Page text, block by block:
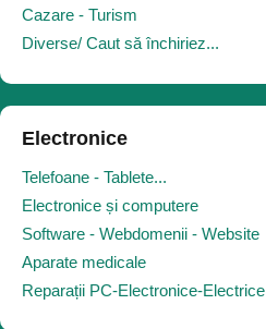
Cazare - Turism
Diverse/ Caut să închiriez...
Electronice
Telefoane - Tablete...
Electronice și computere
Software - Webdomenii - Website
Aparate medicale
Reparații PC-Electronice-Electrice